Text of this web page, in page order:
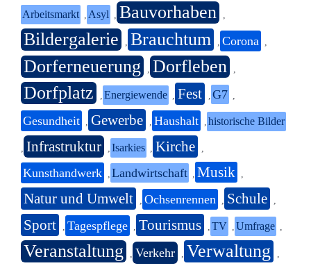
Arbeitsmarkt Asyl Bauvorhaben
Bildergalerie Brauchtum Corona
Dorferneuerung Dorfleben
Dorfplatz Energiewende Fest G7
Gesundheit Gewerbe Haushalt historische Bilder
Infrastruktur Isarkies Kirche
Kunsthandwerk Landwirtschaft Musik
Natur und Umwelt Ochsenrennen Schule
Sport Tagespflege Tourismus TV Umfrage
Veranstaltung Verkehr Verwaltung